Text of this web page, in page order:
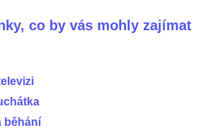
co by vás mohly zajímat
běhání